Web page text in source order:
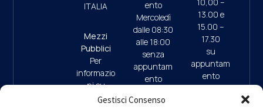
Gestisci Consenso
ITALIA
Mezzi
Pubblici
Per
informazio
ni su
mezzi
ento
Mercoledì
dalle 08:30
alle 18:00
senza
appuntam
ento
accesso
13.00 e
15.00 –
17.30
su
appuntam
ento